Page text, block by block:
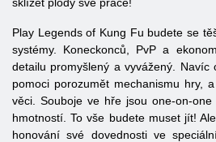
Play Legends of Kung Fu budete se
systémy. Koneckonců, PvP a
detailu promyšlený a vyvážený. Navíc
pomoci porozumět mechanismu hry,
věci. Souboje ve hře jsou one-on-
hmotností. To vše budete muset jít!
honování své dovednosti ve